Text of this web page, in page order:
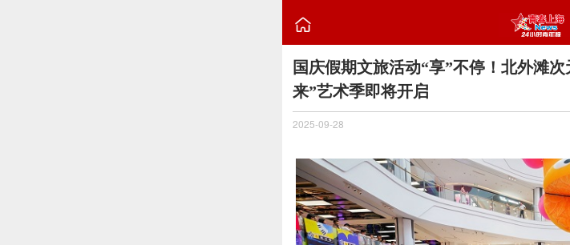

国庆假期文旅活动“享”不停！北外滩
来”艺术季即将开启
2025-09-28